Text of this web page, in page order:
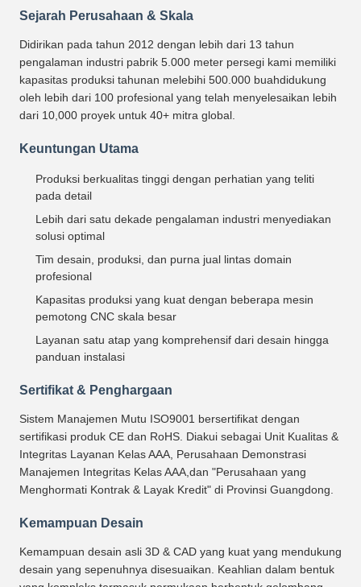
Sejarah Perusahaan & Skala
Didirikan pada tahun 2012 dengan lebih dari 13 tahun
pengalaman industri pabrik 5.000 meter persegi kami memiliki
kapasitas produksi tahunan melebihi 500.000 buahdidukung
oleh lebih dari 100 profesional yang telah menyelesaikan lebih
dari 10,000 proyek untuk 40+ mitra global.
Keuntungan Utama
Produksi berkualitas tinggi dengan perhatian yang teliti
pada detail
Lebih dari satu dekade pengalaman industri menyediakan
solusi optimal
Tim desain, produksi, dan purna jual lintas domain
profesional
Kapasitas produksi yang kuat dengan beberapa mesin
pemotong CNC skala besar
Layanan satu atap yang komprehensif dari desain hingga
panduan instalasi
Sertifikat & Penghargaan
Sistem Manajemen Mutu ISO9001 bersertifikat dengan
sertifikasi produk CE dan RoHS. Diakui sebagai Unit Kualitas &
Integritas Layanan Kelas AAA, Perusahaan Demonstrasi
Manajemen Integritas Kelas AAA,dan "Perusahaan yang
Menghormati Kontrak & Layak Kredit" di Provinsi Guangdong.
Kemampuan Desain
Kemampuan desain asli 3D & CAD yang kuat yang mendukung
desain yang sepenuhnya disesuaikan. Keahlian dalam bentuk